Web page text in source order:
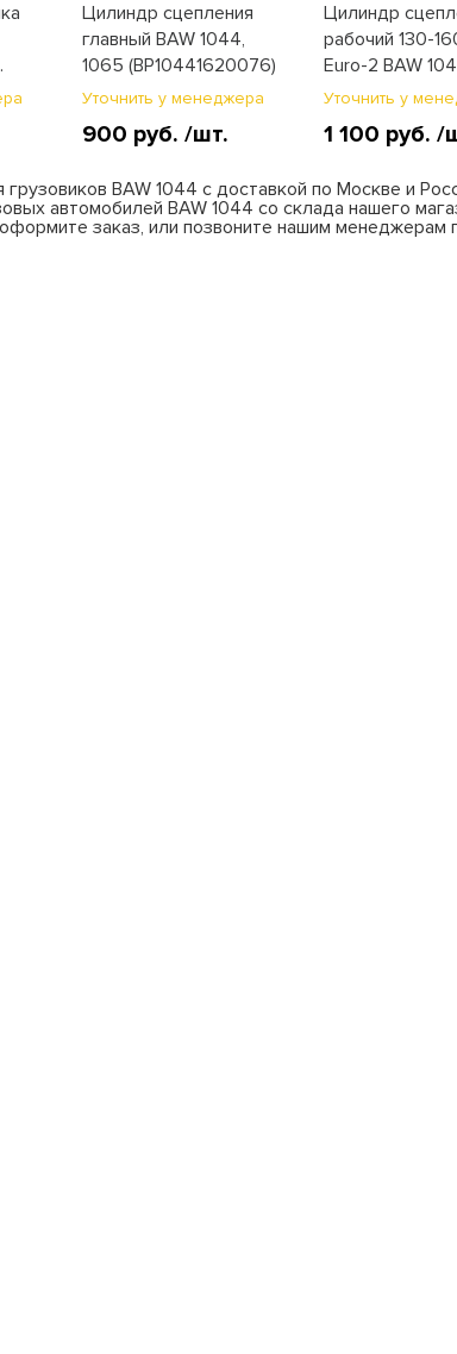
Цилиндр сцепления
главный BAW 1044,
1065 (BP10441620076)
Уточнить у менеджера
900 руб./шт.
Цилиндр
рабочий 130-
Еuro-2 BAW
Уточнить у
1 100 руб. /
BAW 1044 с доставкой по Москве и
автомобилей BAW 1044 со склада нашего
заказ, или позвоните нашим